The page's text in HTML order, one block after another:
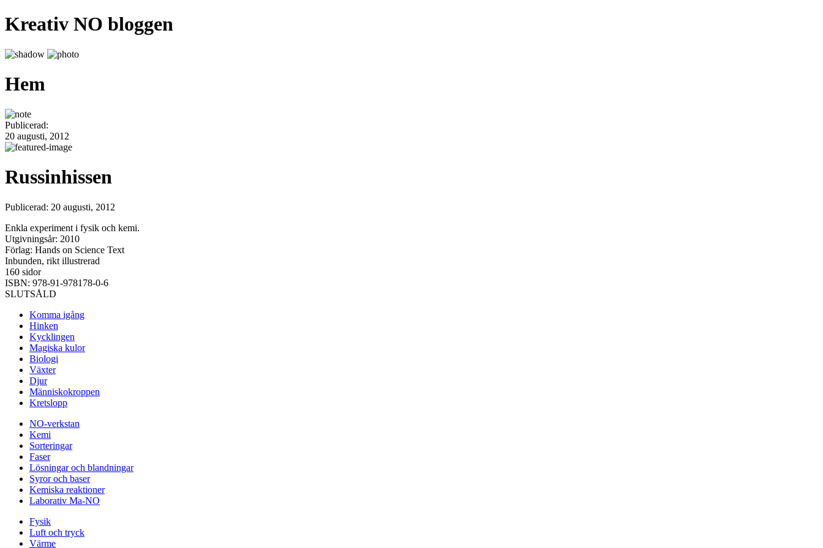
Kreativ NO bloggen
Hem
Publicerad:
20 augusti, 2012
Russinhissen
Publicerad: 20 augusti, 2012
Enkla experiment i fysik och kemi.
Utgivningsår: 2010
Förlag: Hands on Science Text
Inbunden, rikt illustrerad
160 sidor
ISBN: 978-91-978178-0-6
SLUTSÅLD
Komma igång
Hinken
Kycklingen
Magiska kulor
Biologi
Växter
Djur
Människokroppen
Kretslopp
NO-verkstan
Kemi
Sorteringar
Faser
Lösningar och blandningar
Syror och baser
Kemiska reaktioner
Laborativ Ma-NO
Fysik
Luft och tryck
Värme